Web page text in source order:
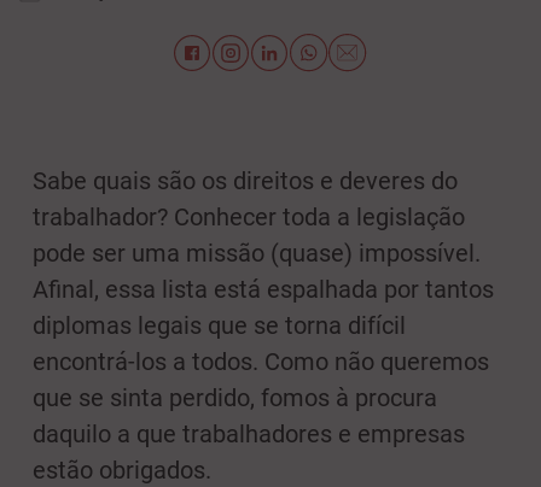
Sabe quais são os direitos e deveres do
trabalhador? Conhecer toda a legislação
pode ser uma missão (quase) impossível.
Afinal, essa lista está espalhada por tantos
diplomas legais que se torna difícil
encontrá-los a todos. Como não queremos
que se sinta perdido, fomos à procura
daquilo a que trabalhadores e empresas
estão obrigados.